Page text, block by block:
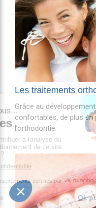
Les traitements
Grâce au
confortables, de plus en
l’orthodontie.